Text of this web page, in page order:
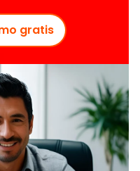
gratis